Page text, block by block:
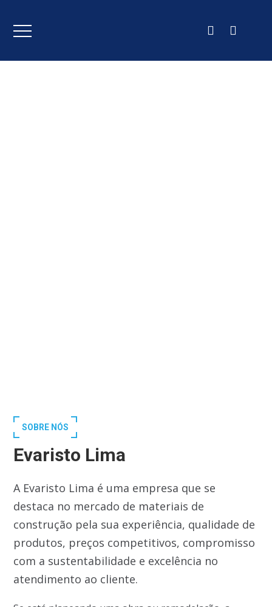
SOBRE NÓS
Evaristo Lima
A Evaristo Lima é uma empresa que se
destaca no mercado de materiais de
construção pela sua experiência, qualidade de
produtos, preços competitivos, compromisso
com a sustentabilidade e excelência no
atendimento ao cliente.